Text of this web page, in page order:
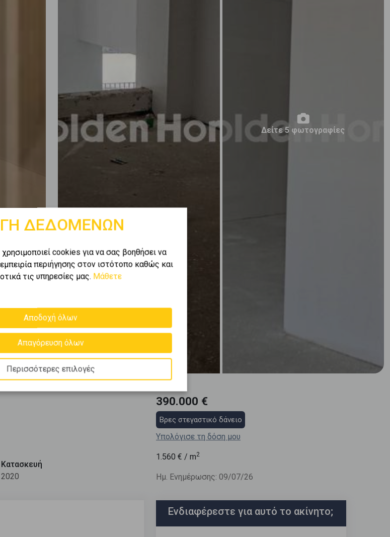
Δείτε 5 φωτογραφίες
Κατασκευή
2020
390.000 €
Βρες στεγαστικό δάνειο
Υπολόγισε τη δόση μου
1.560 € / m2
Ημ. Ενημέρωσης: 09/07/26
Ενδιαφέρεστε για αυτό το ακίνητο;
ΔΕΔΟΜΕΝΩΝ
cookies για να σας βοηθήσει να
περιήγησης στον ιστότοπο καθώς και
τις υπηρεσίες μας. Μάθετε
Αποδοχή όλων
Απαγόρευση όλων
Περισσότερες επιλογές